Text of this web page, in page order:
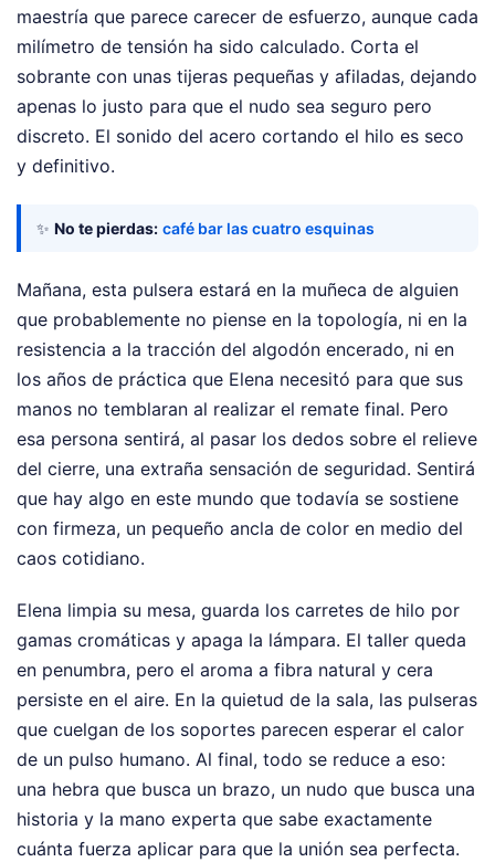
maestría que parece carecer de esfuerzo, aunque cada
milímetro de tensión ha sido calculado. Corta el
sobrante con unas tijeras pequeñas y afiladas, dejando
apenas lo justo para que el nudo sea seguro pero
discreto. El sonido del acero cortando el hilo es seco
y definitivo.
✨ No te pierdas: café bar las cuatro esquinas
Mañana, esta pulsera estará en la muñeca de alguien
que probablemente no piense en la topología, ni en la
resistencia a la tracción del algodón encerado, ni en
los años de práctica que Elena necesitó para que sus
manos no temblaran al realizar el remate final. Pero
esa persona sentirá, al pasar los dedos sobre el relieve
del cierre, una extraña sensación de seguridad. Sentirá
que hay algo en este mundo que todavía se sostiene
con firmeza, un pequeño ancla de color en medio del
caos cotidiano.
Elena limpia su mesa, guarda los carretes de hilo por
gamas cromáticas y apaga la lámpara. El taller queda
en penumbra, pero el aroma a fibra natural y cera
persiste en el aire. En la quietud de la sala, las pulseras
que cuelgan de los soportes parecen esperar el calor
de un pulso humano. Al final, todo se reduce a eso:
una hebra que busca un brazo, un nudo que busca una
historia y la mano experta que sabe exactamente
cuánta fuerza aplicar para que la unión sea perfecta.